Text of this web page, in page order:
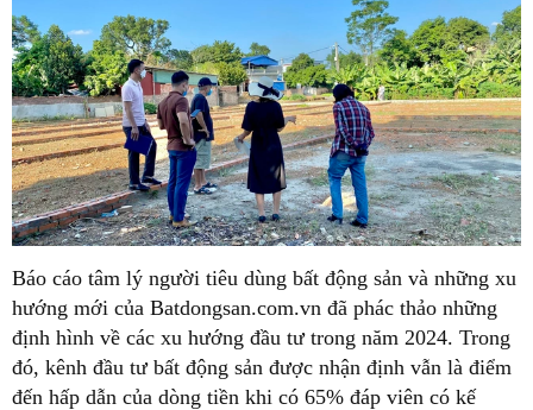
Báo cáo tâm lý người tiêu dùng bất động sản và những xu
hướng mới của Batdongsan.com.vn đã phác thảo những
định hình về các xu hướng đầu tư trong năm 2024. Trong
đó, kênh đầu tư bất động sản được nhận định vẫn là điểm
đến hấp dẫn của dòng tiền khi có 65% đáp viên có kế